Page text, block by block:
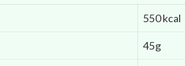
550 kcal
45g